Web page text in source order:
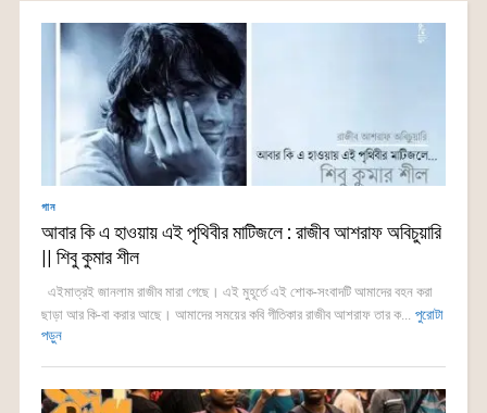
গান
আবার কি এ হাওয়ায় এই পৃথিবীর মাটিজলে : রাজীব আশরাফ অবিচুয়ারি
|| শিবু কুমার শীল
এইমাত্রই জানলাম রাজীব মারা গেছে। এই মুহূর্তে এই শোক-সংবাদটি আমাদের বহন করা
ছাড়া আর কি-বা করার আছে। আমাদের সময়ের কবি গীতিকার রাজীব আশরাফ তার ক... পুরোটা
পড়ুন